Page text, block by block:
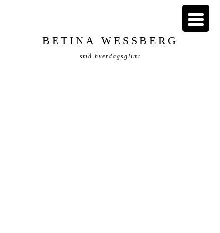
BETINA WESSBERG
små hverdagsglimt